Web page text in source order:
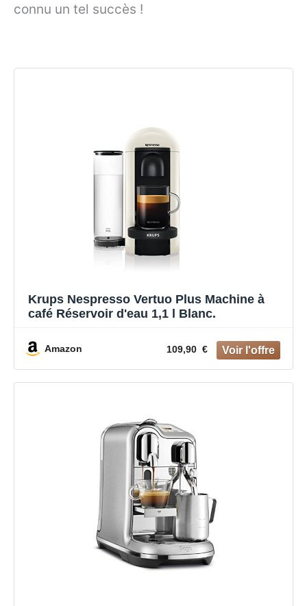
connu un tel succès !
Krups Nespresso Vertuo Plus Machine à
café Réservoir d'eau 1,1 l Blanc.
Amazon 109,90 €